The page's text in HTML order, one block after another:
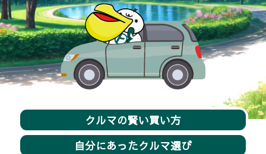
クルマの賢い買い方
自分にあったクルマ選び